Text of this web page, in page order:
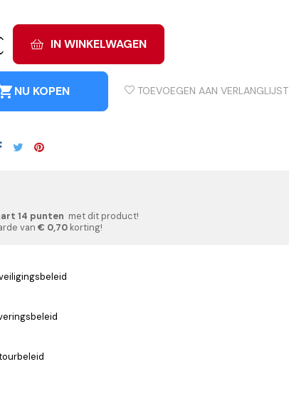
IN WINKELWAGEN
NU KOPEN TOEVOEGEN AAN VERLANGLIJST
14 punten met dit product!
van € 0,70 korting!